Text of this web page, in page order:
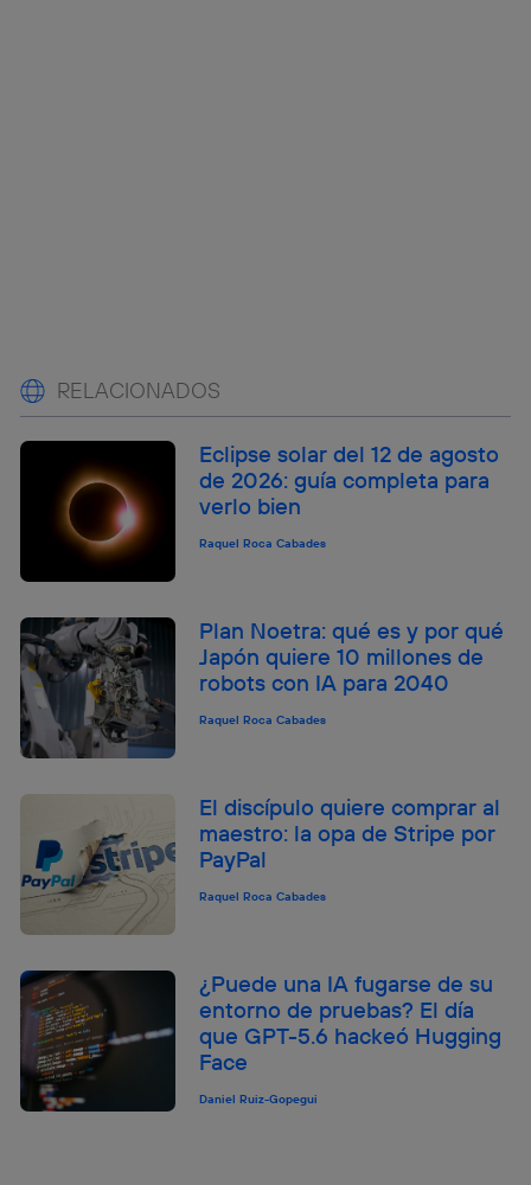
RELACIONADOS
Eclipse solar del 12 de agosto
de 2026: guía completa para
verlo bien
Raquel Roca Cabades
Plan Noetra: qué es y por qué
Japón quiere 10 millones de
robots con IA para 2040
Raquel Roca Cabades
El discípulo quiere comprar al
maestro: la opa de Stripe por
PayPal
Raquel Roca Cabades
¿Puede una IA fugarse de su
entorno de pruebas? El día
que GPT-5.6 hackeó Hugging
Face
Daniel Ruiz-Gopegui